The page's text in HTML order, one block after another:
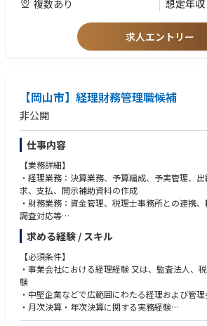
複数あり 想定年収
求人エントリー
【岡山市】経理財務管理職候補
非公開
仕事内容
【業務詳細】
・経理業務：決算業務、予算編成、予実管理、
求、支払、開示補助資料の作成
・財務業務：資金管理、税理士事務所との連携
調査対応等
・その他：親会社（上場会社）への報告、監査対
化および内部統制の強化支援、業務フローのデジ
・マネジント業務：メンバーの育成、部門間連携
求める経験 / スキル
【必須条件】
・事業会社における経理経験 又は、監査法人、
験
・中堅企業などで広範囲にわたる経理および管
・月次決算・年次決算に関する実務経験